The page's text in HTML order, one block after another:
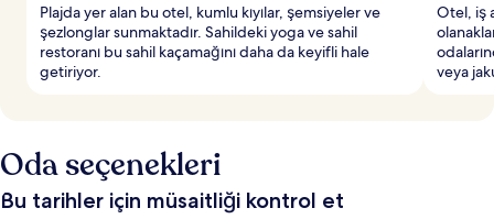
Plajda yer alan bu otel, kumlu kıyılar, şemsiyeler ve
şezlonglar sunmaktadır. Sahildeki yoga ve sahil
restoranı bu sahil kaçamağını daha da keyifli hale
getiriyor.
Otel, iş
veya
Oda seçenekleri
Bu tarihler için müsaitliği kontrol et